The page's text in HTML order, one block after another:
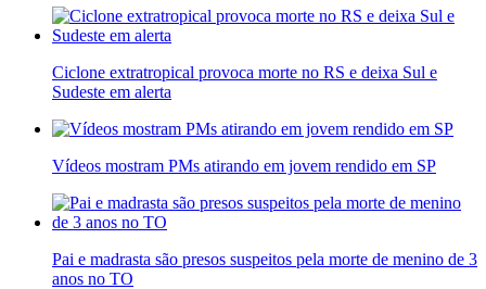
Ciclone extratropical provoca morte no RS e deixa Sul e
Sudeste em alerta
Vídeos mostram PMs atirando em jovem rendido em SP
Pai e madrasta são presos suspeitos pela morte de menino de 3
anos no TO